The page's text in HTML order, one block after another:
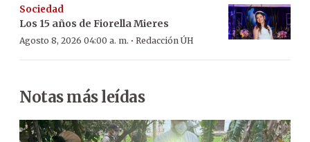
Sociedad
Los 15 años de Fiorella Mieres
Agosto 8, 2026 04:00 a. m. · Redacción ÚH
Notas más leídas